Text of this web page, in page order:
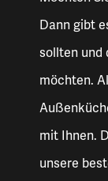
Dann gibt
sollten und
möchten.
mit Ihnen.
unsere